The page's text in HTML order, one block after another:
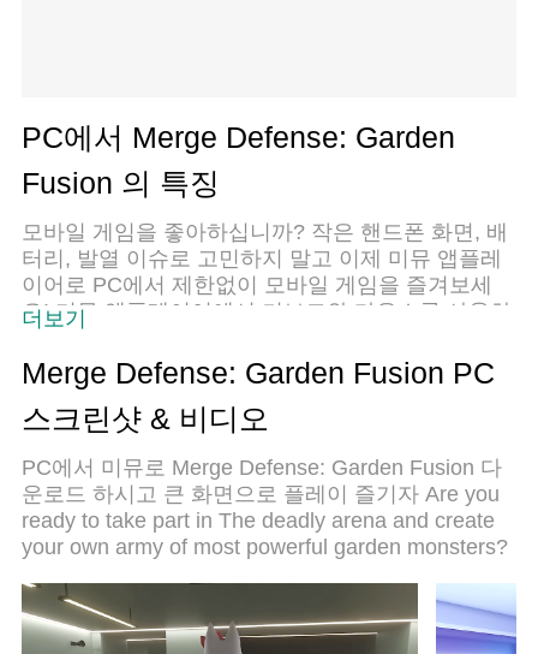
PC에서 Merge Defense: Garden
Fusion 의 특징
모바일 게임을 좋아하십니까? 작은 핸드폰 화면, 배
터리, 발열 이슈로 고민하지 말고 이제 미뮤 앱플레
이어로 PC에서 제한없이 모바일 게임을 즐겨보세
요! 미뮤 앱플레이어에서 키보드와 마우스를 사용하
컴퓨터에서 다운로드 하시고 Merge Defense:
Garden Fusion 설치하세요. 배터리 걱정, 발열 걱정
필요없이 마음껏 즐길수 있습니다; 미뮤 멀티로 무
수 있습니다!
더보기
Merge Defense: Garden Fusion PC
스크린샷 & 비디오
PC에서 미뮤로 Merge Defense: Garden Fusion 다
운로드 하시고 큰 화면으로 플레이 즐기자 Are you
ready to take part in The deadly arena and create
your own army of most powerful garden monsters?